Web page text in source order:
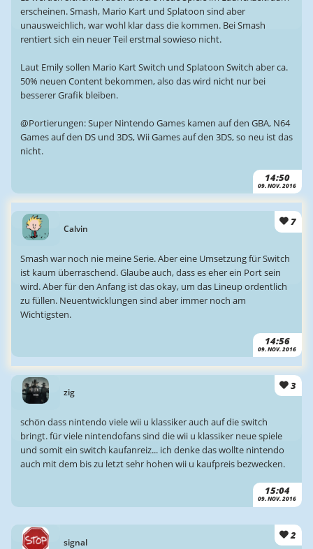
14:50
09. NOV. 2016
erscheinen. Smash, Mario Kart und Splatoon sind aber
unausweichlich, war wohl klar dass die kommen. Bei Smash
rentiert sich ein neuer Teil erstmal sowieso nicht.
Laut Emily sollen Mario Kart Switch und Splatoon Switch aber ca.
50% neuen Content bekommen, also das wird nicht nur bei
besserer Grafik bleiben.
@Portierungen: Super Nintendo Games kamen auf den GBA, N64
Games auf den DS und 3DS, Wii Games auf den 3DS, so neu ist das
nicht.
Calvin
7
14:56
09. NOV. 2016
Smash war noch nie meine Serie. Aber eine Umsetzung für Switch
ist kaum überraschend. Glaube auch, dass es eher ein Port sein
wird. Aber für den Anfang ist das okay, um das Lineup ordentlich
zu füllen. Neuentwicklungen sind aber immer noch am
Wichtigsten.
zig
3
15:04
09. NOV. 2016
schön dass nintendo viele wii u klassiker auch auf die switch
bringt. für viele nintendofans sind die wii u klassiker neue spiele
und somit ein switch kaufanreiz... ich denke das wollte nintendo
auch mit dem bis zu letzt sehr hohen wii u kaufpreis bezwecken.
signal
2